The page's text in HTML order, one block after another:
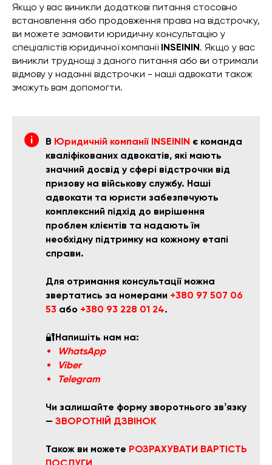
Якщо у вас виникли додаткові питання стосовно
встановлення або продовження права на відстрочку,
ви можете замовити юридичну консультацію у
спеціалістів юридичної компанії INSEININ. Якщо у вас
виникли труднощі з даного питання або ви отримали
відмову у наданні відстрочки - наші адвокати також
зможуть вам допомогти.
В Юридичній компанії INSEININ є команда
кваліфікованих адвокатів, які мають
значний досвід у сфері відстрочки від
призову на військову службу. Наші
адвокати та юристи забезпечують
комплексний підхід до вирішення
проблем клієнтів та надають їм
необхідну підтримку на кожному етапі
справи.
Для отримання консультації можна
звертатись за номерами +380 97 507 06
53 або +380 93 228 01 24.
🔐Напишіть нам на:
WhatsApp
Viber
Telegram
Чи залишайте форму зворотнього звʼязку
— ЗВОРОТНІЙ ДЗВІНОК
Також ви можете РОЗРАХУВАТИ ВАРТІСТЬ
ПОСЛУГИ